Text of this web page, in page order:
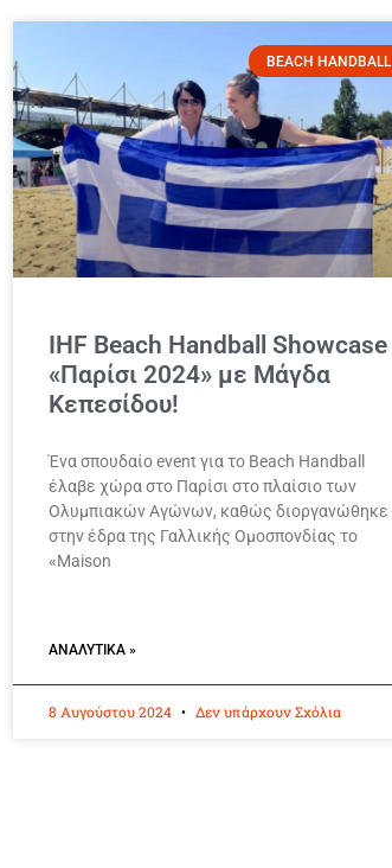
BEACH HANDBALL
IHF Beach Handball Showcase
«Παρίσι 2024» με Μάγδα
Κεπεσίδου!
Ένα σπουδαίο event για το Beach Handball
έλαβε χώρα στο Παρίσι στο πλαίσιο των
Ολυμπιακών Αγώνων, καθώς διοργανώθηκε
στην έδρα της Γαλλικής Ομοσπονδίας το
«Maison
ΑΝΑΛΥΤΙΚΆ »
8 Αυγούστου 2024 Δεν υπάρχουν Σχόλια